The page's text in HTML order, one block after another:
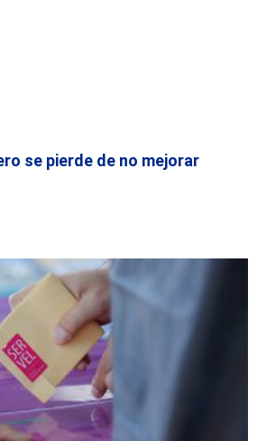
se pierde de no mejorar